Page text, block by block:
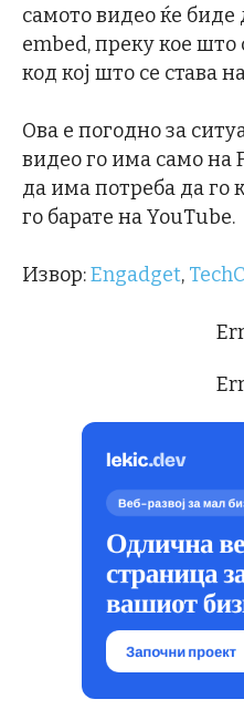
самото видео ќе
embed, преку кое
код кој што се става
Ова е погодно за
видео го има само на
да има потреба да го
го барате на YouTube.
Извор:Engadget,